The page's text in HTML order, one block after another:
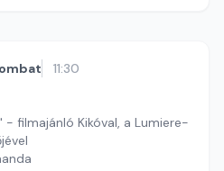
11:30
filmajánló Kikóval, a Lumiere-